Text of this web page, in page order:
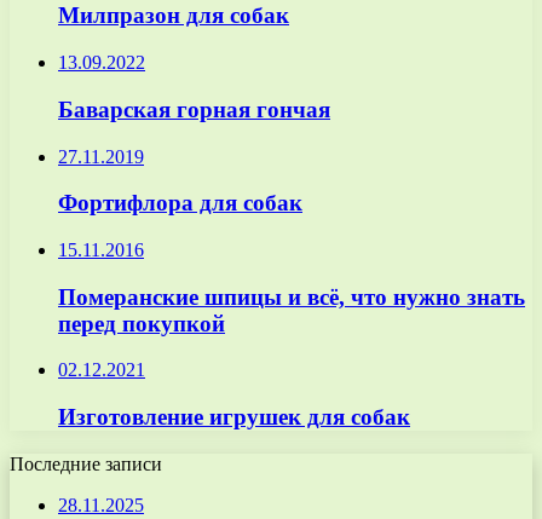
Милпразон для собак
13.09.2022
Баварская горная гончая
27.11.2019
Фортифлора для собак
15.11.2016
Померанские шпицы и всё, что нужно знать
перед покупкой
02.12.2021
Изготовление игрушек для собак
Последние записи
28.11.2025